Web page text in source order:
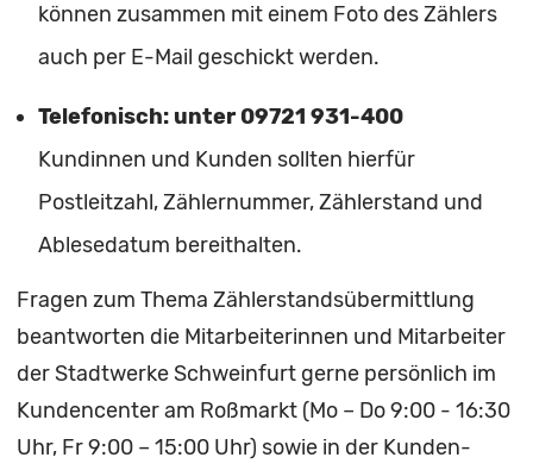
können zusammen mit einem Foto des Zählers
auch per E-Mail geschickt werden.
Telefonisch: unter 09721 931-400
Kundinnen und Kunden sollten hierfür
Postleitzahl, Zählernummer, Zählerstand und
Ablesedatum bereithalten.
Fragen zum Thema Zählerstandsübermittlung
beantworten die Mitarbeiterinnen und Mitarbeiter
der Stadtwerke Schweinfurt gerne persönlich im
Kundencenter am Roßmarkt (Mo – Do 9:00 - 16:30
Uhr, Fr 9:00 – 15:00 Uhr) sowie in der Kunden-